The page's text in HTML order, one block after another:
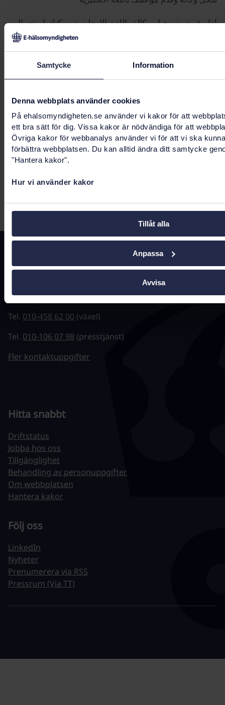
Samtycke Information
Denna webbplats använder cookies
På ehalsomyndigheten.se använder vi kakor för att
ett bra sätt för dig. Vissa kakor är nödvändiga för att
Övriga kakor för webbanalys använder vi för att vi ska
förbättra webbplatsen. Du kan alltid ändra ditt samtycke
"Hantera kakor".
Hur vi använder kakor
Tillåt alla
Anpassa
Avvisa
اذا رغبت بتسجيل وكالة باللغة الانجليزية يمكنك استعمال
هل لديك أية استفسارات؟ لطفًا أتصل سلطة الصحة الالكترونية
هاتف 0771-766 200
registrator@ehalsomyndigheten.seبريد الكتروني
Senast uppdaterad: 18 maj 2022
Tel.0771-766 200(kundtjänst)
Tel. 010-458 62 00 (växel)
Tel. 010-106 07 98 (presstjänst)
Fler kontaktuppgifter
Hitta snabbt
Driftstatus
Jobba hos oss
Tillgänglighet
Behandling av personuppgifter
Om webbplatsen
Hantera kakor
Följ oss
LinkedIn
Nyheter
Prenumerera via RSS
Pressrum (Via TT)